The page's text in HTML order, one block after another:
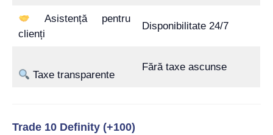
Asistență pentru
clienți
Disponibilitate 24/7
Taxe transparente
Fără taxe ascunse
Trade 10 Definity (+100)